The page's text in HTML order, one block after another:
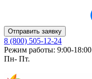
Отправить заявку
8 (800) 505-12-24
Режим работы: 9:00-18:00
Пн- Пт.